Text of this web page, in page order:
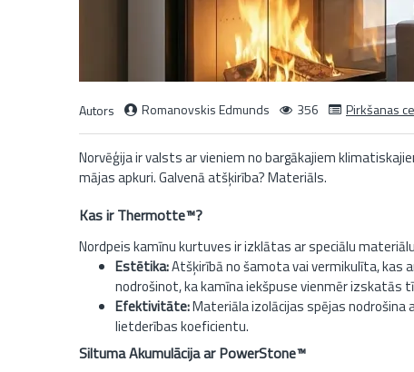
Autors Romanovskis Edmunds 356 Pirkšanas
Norvēģija ir valsts ar vieniem no bargākajiem
mājas apkuri. Galvenā atšķirība? Materiāls.
Kas ir Thermotte™?
Nordpeis kamīnu kurtuves ir izklātas ar speciālu
Estētika:Atšķirībā no šamota vai vermikulīta, kas
nodrošinot, ka kamīna iekšpuse vienmēr izskatās
Efektivitāte:Materiāla izolācijas spējas nodrošina
lietderības koeficientu.
Siltuma Akumulācija ar PowerStone™